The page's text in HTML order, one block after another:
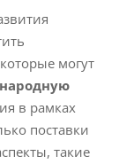
могут
в рамках
поставки
такие